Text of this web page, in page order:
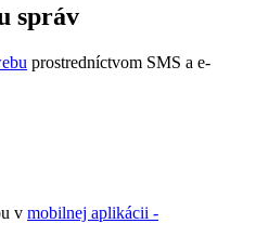
správ
prostredníctvom SMS a e-
v mobilnej aplikácii -